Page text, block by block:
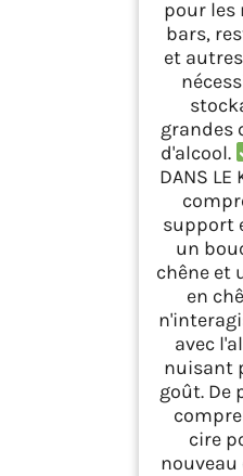
pour les
bars,
et
grandes
d'alcool.
DANS LE
support
un
chêne et
en
avec
nuisant
goût. De
cire
nouveau